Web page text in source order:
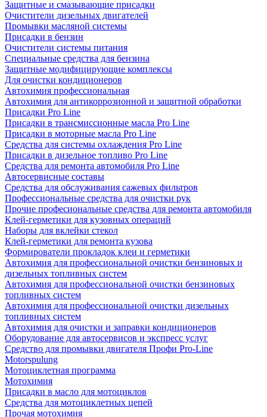
Защитные и смазывающие присадки
Очистители дизельных двигателей
Промывки масляной системы
Присадки в бензин
Очистители системы питания
Специальные срeдства для бензина
Защитные модифицирующие комплексы
Для очистки кондиционеров
Автохимия профессиональная
Автохимия для антикоррозионной и защитной обработки
Присадки Pro Line
Присадки в трансмиссионные масла Pro Line
Присадки в моторные масла Pro Line
Средства для системы охлаждения Pro Line
Присадки в дизельное топливо Pro Line
Средства для ремонта автомобиля Pro Line
Автосервисные составы
Средства для обслуживания сажевых фильтров
Профессиональные средства для очистки рук
Прочие професиональные средства для ремонта автомобиля
Клей-герметики для кузовных операций
Наборы для вклейки стекол
Клей-герметики для ремонта кузова
Формирователи прокладок клеи и герметики
Автохимия для профессиональной очистки бензиновых и
дизельных топливных систем
Автохимия для профессиональной очистки бензиновых
топливных систем
Автохимия для профессиональной очистки дизельных
топливных систем
Автохимия для очистки и заправки кондиционеров
Оборудование для автосервисов и экспресс услуг
Средство для промывки двигателя Профи Pro-Line
Motorspulung
Мотоциклетная программа
Мотохимия
Присадки в масло для мотоциклов
Средства для мотоциклетных цепей
Прочая мотохимия